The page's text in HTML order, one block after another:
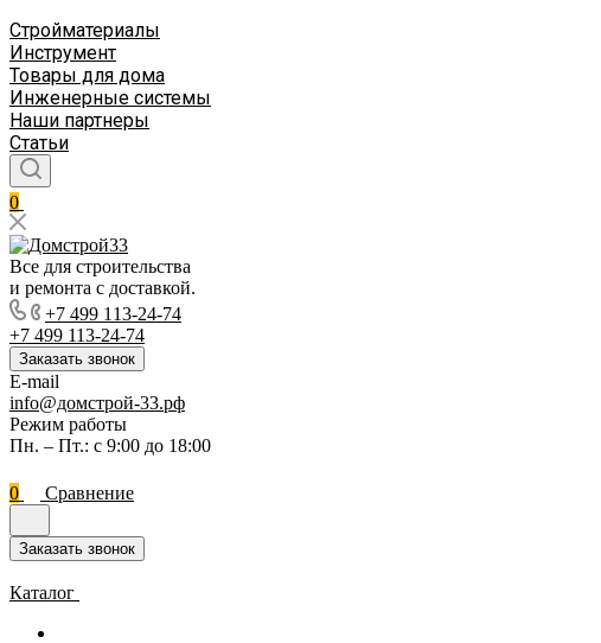
Стройматериалы
Инструмент
Товары для дома
Инженерные системы
Наши партнеры
Статьи
0
Все для строительства
и ремонта с доставкой.
+7 499 113-24-74
+7 499 113-24-74
Заказать звонок
E-mail
info@домстрой-33.рф
Режим работы
Пн. – Пт.: с 9:00 до 18:00
0 Сравнение
Заказать звонок
Каталог